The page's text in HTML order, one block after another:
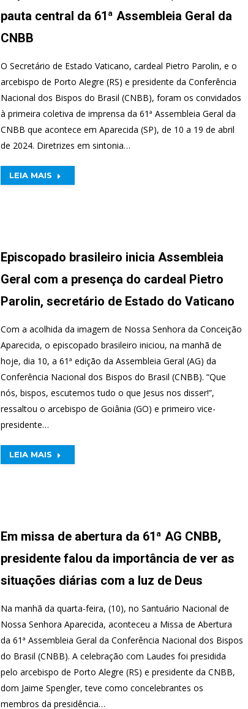
pauta central da 61ª Assembleia Geral da
CNBB
O Secretário de Estado Vaticano, cardeal Pietro Parolin, e o
arcebispo de Porto Alegre (RS) e presidente da Conferência
Nacional dos Bispos do Brasil (CNBB), foram os convidados
à primeira coletiva de imprensa da 61ª Assembleia Geral da
CNBB que acontece em Aparecida (SP), de 10 a 19 de abril
de 2024. Diretrizes em sintonia…
LEIA MAIS
Episcopado brasileiro inicia Assembleia
Geral com a presença do cardeal Pietro
Parolin, secretário de Estado do Vaticano
Com a acolhida da imagem de Nossa Senhora da Conceição
Aparecida, o episcopado brasileiro iniciou, na manhã de
hoje, dia 10, a 61ª edição da Assembleia Geral (AG) da
Conferência Nacional dos Bispos do Brasil (CNBB). “Que
nós, bispos, escutemos tudo o que Jesus nos disser!”,
ressaltou o arcebispo de Goiânia (GO) e primeiro vice-
presidente…
LEIA MAIS
Em missa de abertura da 61ª AG CNBB,
presidente falou da importância de ver as
situações diárias com a luz de Deus
Na manhã da quarta-feira, (10), no Santuário Nacional de
Nossa Senhora Aparecida, aconteceu a Missa de Abertura
da 61ª Assembleia Geral da Conferência Nacional dos Bispos
do Brasil (CNBB). A celebração com Laudes foi presidida
pelo arcebispo de Porto Alegre (RS) e presidente da CNBB,
dom Jaime Spengler, teve como concelebrantes os
membros da presidência…